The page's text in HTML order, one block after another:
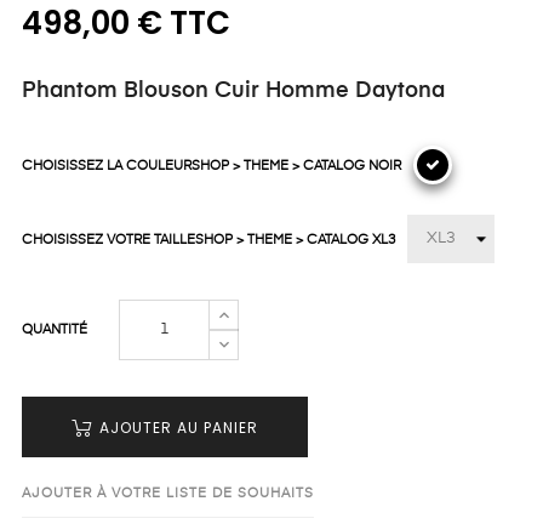
498,00 € TTC
Phantom Blouson Cuir Homme Daytona
CHOISISSEZ LA COULEURSHOP > THEME > CATALOG NOIR
CHOISISSEZ VOTRE TAILLESHOP > THEME > CATALOG XL3
QUANTITÉ
AJOUTER AU PANIER
AJOUTER À VOTRE LISTE DE SOUHAITS